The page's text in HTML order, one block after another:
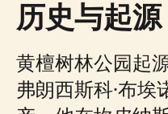
历史与起源
黄檀树林公园起
弗朗西斯科·布埃